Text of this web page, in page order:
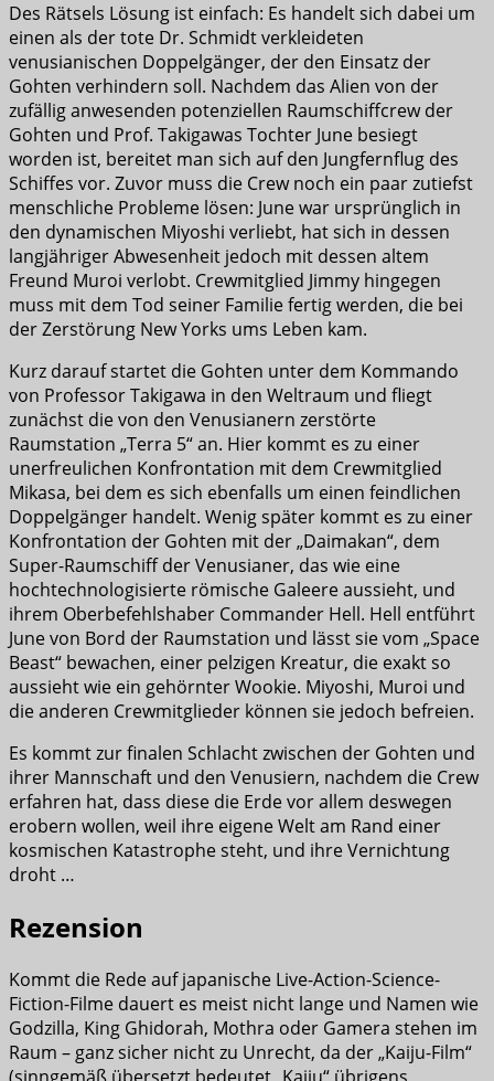
Des Rätsels Lösung ist einfach: Es handelt sich dabei um
einen als der tote Dr. Schmidt verkleideten
venusianischen Doppelgänger, der den Einsatz der
Gohten verhindern soll. Nachdem das Alien von der
zufällig anwesenden potenziellen Raumschiffcrew der
Gohten und Prof. Takigawas Tochter June besiegt
worden ist, bereitet man sich auf den Jungfernflug des
Schiffes vor. Zuvor muss die Crew noch ein paar zutiefst
menschliche Probleme lösen: June war ursprünglich in
den dynamischen Miyoshi verliebt, hat sich in dessen
langjähriger Abwesenheit jedoch mit dessen altem
Freund Muroi verlobt. Crewmitglied Jimmy hingegen
muss mit dem Tod seiner Familie fertig werden, die bei
der Zerstörung New Yorks ums Leben kam.
Kurz darauf startet die Gohten unter dem Kommando
von Professor Takigawa in den Weltraum und fliegt
zunächst die von den Venusianern zerstörte
Raumstation „Terra 5“ an. Hier kommt es zu einer
unerfreulichen Konfrontation mit dem Crewmitglied
Mikasa, bei dem es sich ebenfalls um einen feindlichen
Doppelgänger handelt. Wenig später kommt es zu einer
Konfrontation der Gohten mit der „Daimakan“, dem
Super-Raumschiff der Venusianer, das wie eine
hochtechnologisierte römische Galeere aussieht, und
ihrem Oberbefehlshaber Commander Hell. Hell entführt
June von Bord der Raumstation und lässt sie vom „Space
Beast“ bewachen, einer pelzigen Kreatur, die exakt so
aussieht wie ein gehörnter Wookie. Miyoshi, Muroi und
die anderen Crewmitglieder können sie jedoch befreien.
Es kommt zur finalen Schlacht zwischen der Gohten und
ihrer Mannschaft und den Venusiern, nachdem die Crew
erfahren hat, dass diese die Erde vor allem deswegen
erobern wollen, weil ihre eigene Welt am Rand einer
kosmischen Katastrophe steht, und ihre Vernichtung
droht …
Rezension
Kommt die Rede auf japanische Live-Action-Science-
Fiction-Filme dauert es meist nicht lange und Namen wie
Godzilla, King Ghidorah, Mothra oder Gamera stehen im
Raum – ganz sicher nicht zu Unrecht, da der „Kaiju-Film“